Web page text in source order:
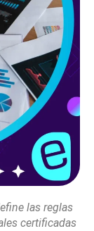
las reglas
certificadas